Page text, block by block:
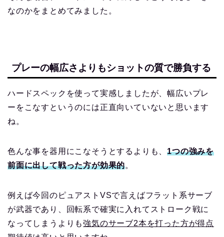
なのかをまとめてみました。
プレーの幅広さよりもショットの質で勝負する
ハードスペックを使って実感しましたが、幅広いプレ
ーをこなすというのには正直向いていないと思います
ね。
色んな事を器用にこなそうとするよりも、1つの強みを
前面に出して戦った方が効果的。
例えば今回のピュアストVSで言えばフラット系サーブ
が武器であり、回転系で確実に入れてストローク戦に
なってしまうよりも強気のサーブ2本を打った方が得点